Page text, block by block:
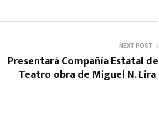
NEXT POST
Presentará Compañía Estatal de
Teatro obra de Miguel N. Lira